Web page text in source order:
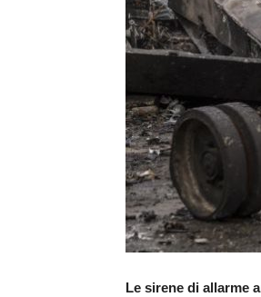
Le sirene di allarme